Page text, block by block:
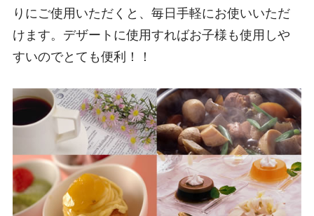
りにご使用いただくと、毎日手軽にお使いいただ
けます。デザートに使用すればお子様も使用しや
すいのでとても便利！！